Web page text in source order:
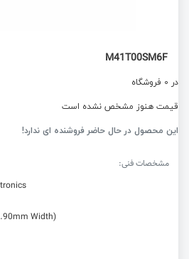
M41T00SM6F
در 0 فروشگاه
قیمت هنوز مشخص نشده است
این محصول در حال حاضر فروشنده ای ندارد!
مشخصات فنی:
Width)